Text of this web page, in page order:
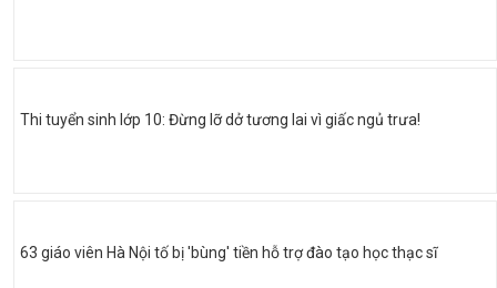
Thi tuyển sinh lớp 10: Đừng lỡ dở tương lai vì giấc ngủ trưa!
63 giáo viên Hà Nội tố bị 'bùng' tiền hỗ trợ đào tạo học thạc sĩ